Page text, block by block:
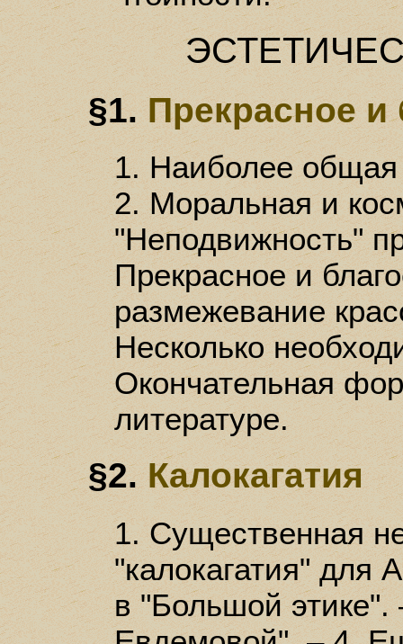
§1.Прекрасное и
1. Наиболее общая
2. Моральная и
"Неподвижность"
Прекрасное и
размежевание
Несколько
Окончательная
литературе.
§2.Калокагатия
1. Существенная
"калокагатия" для
в "Большой этике".